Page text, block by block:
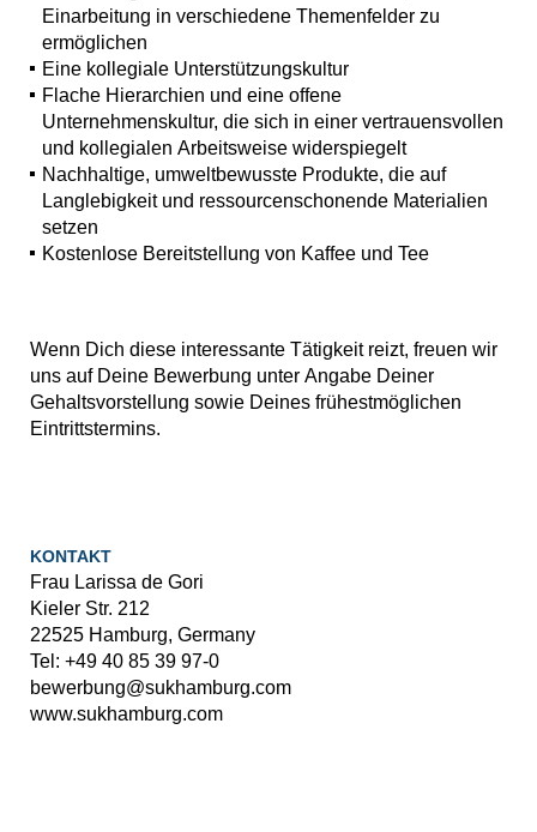
Einarbeitung in verschiedene Themenfelder zu
ermöglichen
Eine kollegiale Unterstützungskultur
Flache Hierarchien und eine offene
Unternehmenskultur, die sich in einer vertrauensvollen
und kollegialen Arbeitsweise widerspiegelt
Nachhaltige, umweltbewusste Produkte, die auf
Langlebigkeit und ressourcenschonende Materialien
setzen
Kostenlose Bereitstellung von Kaffee und Tee
Wenn Dich diese interessante Tätigkeit reizt, freuen wir
uns auf Deine Bewerbung unter Angabe Deiner
Gehaltsvorstellung sowie Deines frühestmöglichen
Eintrittstermins.
KONTAKT
Frau Larissa de Gori
Kieler Str. 212
22525 Hamburg, Germany
Tel: +49 40 85 39 97-0
bewerbung@sukhamburg.com
www.sukhamburg.com